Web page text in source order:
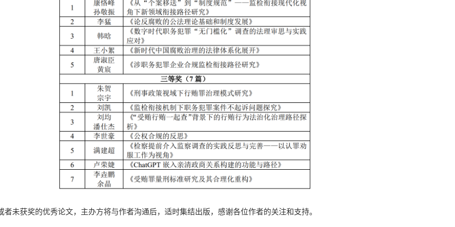
者未获奖的优秀论文，主办方将与作者沟通后，适时集结出版，感谢各位作者的关注和支持。